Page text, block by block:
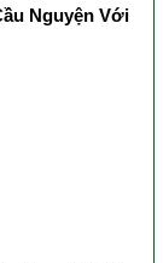
Nguyện Với